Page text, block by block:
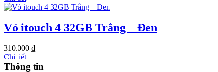
Vỏ itouch 4 32GB Trắng – Đen
310.000 ₫
Chi tiết
Thông tin